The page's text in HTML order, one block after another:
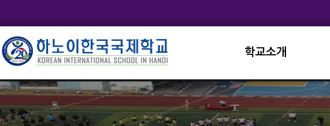
학교소개
교직원인사
학교상징